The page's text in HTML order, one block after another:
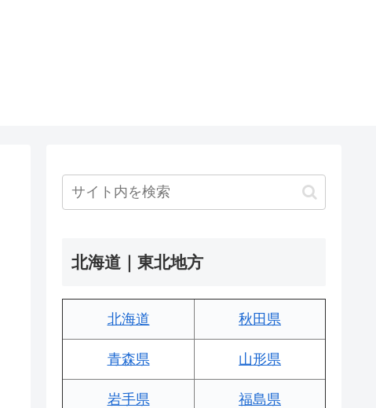
北海道｜東北地方
北海道 秋田県
青森県 山形県
岩手県 福島県